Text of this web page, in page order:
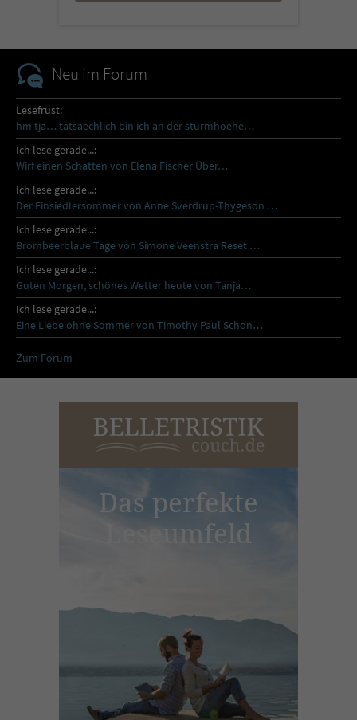
Neu im Forum
Lesefrust:
hm tja… tatsaechlich bin ich an der sturmhoehe…
Ich lese gerade...:
Wirf einen Schatten von Elena Fischer Über…
Ich lese gerade...:
Der Einsiedlersommer von Anne Sverdrup-Thygeson …
Ich lese gerade...:
Brombeerblaue Tage von Simone Veenstra Reset …
Ich lese gerade...:
Guten Morgen, schönes Wetter heute von Tanja…
Ich lese gerade...:
Eine Liebe ohne Sommer von Timothy Paul Schon…
Zum Forum
Das perfekte
Leseumfeld